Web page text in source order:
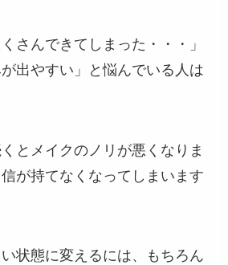
さんできてしまった・・・」
が出やすい」と悩んでいる人は
とメイクのノリが悪くなりま
が持てなくなってしまいます
状態に変えるには、もちろん